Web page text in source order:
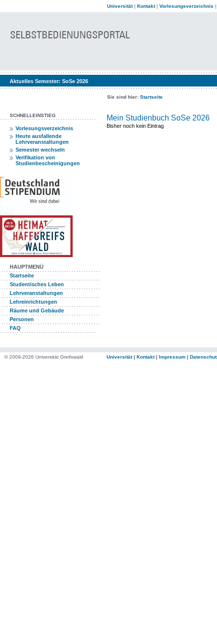
Universität| Kontakt| Vorlesungsverzeichnis
Aktuelles Semester: SoSe 2026
Sie sind hier: Startseite
SCHNELLEINSTIEG
Vorlesungsverzeichnis
Heute ausfallende
Lehrveranstaltungen
Semester wechseln
Verifikation von
Studienbescheinigungen
HAUPTMENÜ
Startseite
Studentisches Leben
Lehrveranstaltungen
Lehreinrichtungen
Räume und Gebäude
Personen
FAQ
Mein Studienbuch SoSe 2026
Bisher noch kein Eintrag
© 2009-2026 Universität Greifswald Universität| Kontakt| Impressum |